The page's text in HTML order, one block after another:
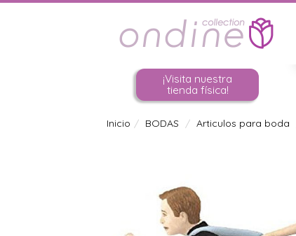
¡Visita nuestra
tienda física!
Inicio BODAS Articulos para boda